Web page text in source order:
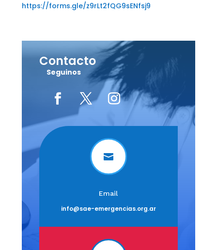
https://forms.gle/z9rLt2fQG9sENfsj9
Contacto
Seguinos

Email
info@sae-emergencias.org.ar